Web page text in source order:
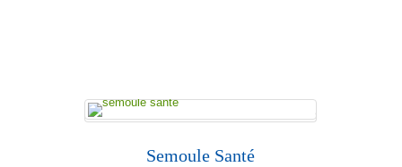
Semoule Santé